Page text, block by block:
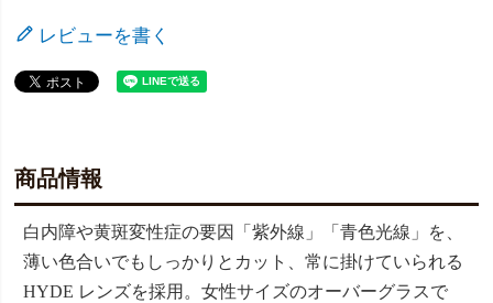
レビューを書く
商品情報
白内障や黄斑変性症の要因「紫外線」「青色光線」を、
薄い色合いでもしっかりとカット、常に掛けていられる
HYDE レンズを採用。女性サイズのオーバーグラスで